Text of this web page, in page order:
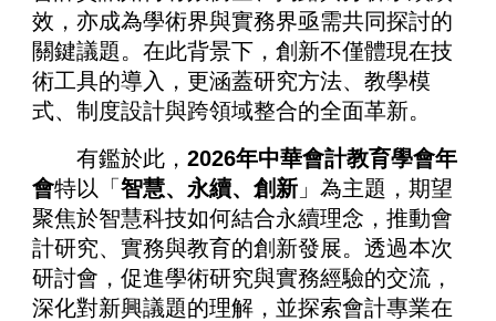
效，亦成為學術界與實務界亟需共同探討的
關鍵議題。在此背景下，創新不僅體現在技
術工具的導入，更涵蓋研究方法、教學模
式、制度設計與跨領域整合的全面革新。
有鑑於此，2026年中華會計教育學會年
會特以「智慧、永續、創新 」為主題，期望
聚焦於智慧科技如何結合永續理念，推動會
計研究、實務與教育的創新發展。透過本次
研討會，促進學術研究與實務經驗的交流，
深化對新興議題的理解，並探索會計專業在